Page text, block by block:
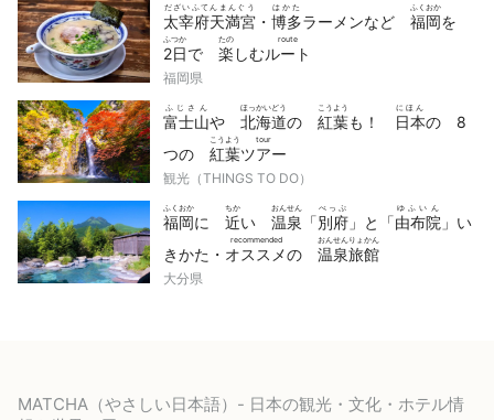
太宰府天満宮
だざいふてんまんぐう
・ 博多
はかた
ラーメンなど 福岡
ふくおか
を
2日
ふつか
で 楽
たの
しむルート
route
福岡県
富士山
ふじさん
や 北海道
ほっかいどう
の 紅葉
こうよう
も！ 日本
にほん
の 8
つの 紅葉
こうよう
ツアー
tour
観光（THINGS TO DO）
福岡
ふくおか
に 近
ちか
い 温泉
おんせん
「別府
べっぷ
」と「由布院
ゆふいん
」い
きかた・ オススメ
recommended
の 温泉旅館
おんせんりょかん
大分県
MATCHA（やさしい日本語）- 日本の観光・文化・ホテル情